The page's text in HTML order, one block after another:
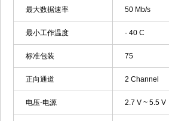
最大数据速率 50 Mb/s
最小工作温度 - 40 C
标准包装 75
正向通道 2 Channel
电压-电源 2.7 V ~ 5.5 V